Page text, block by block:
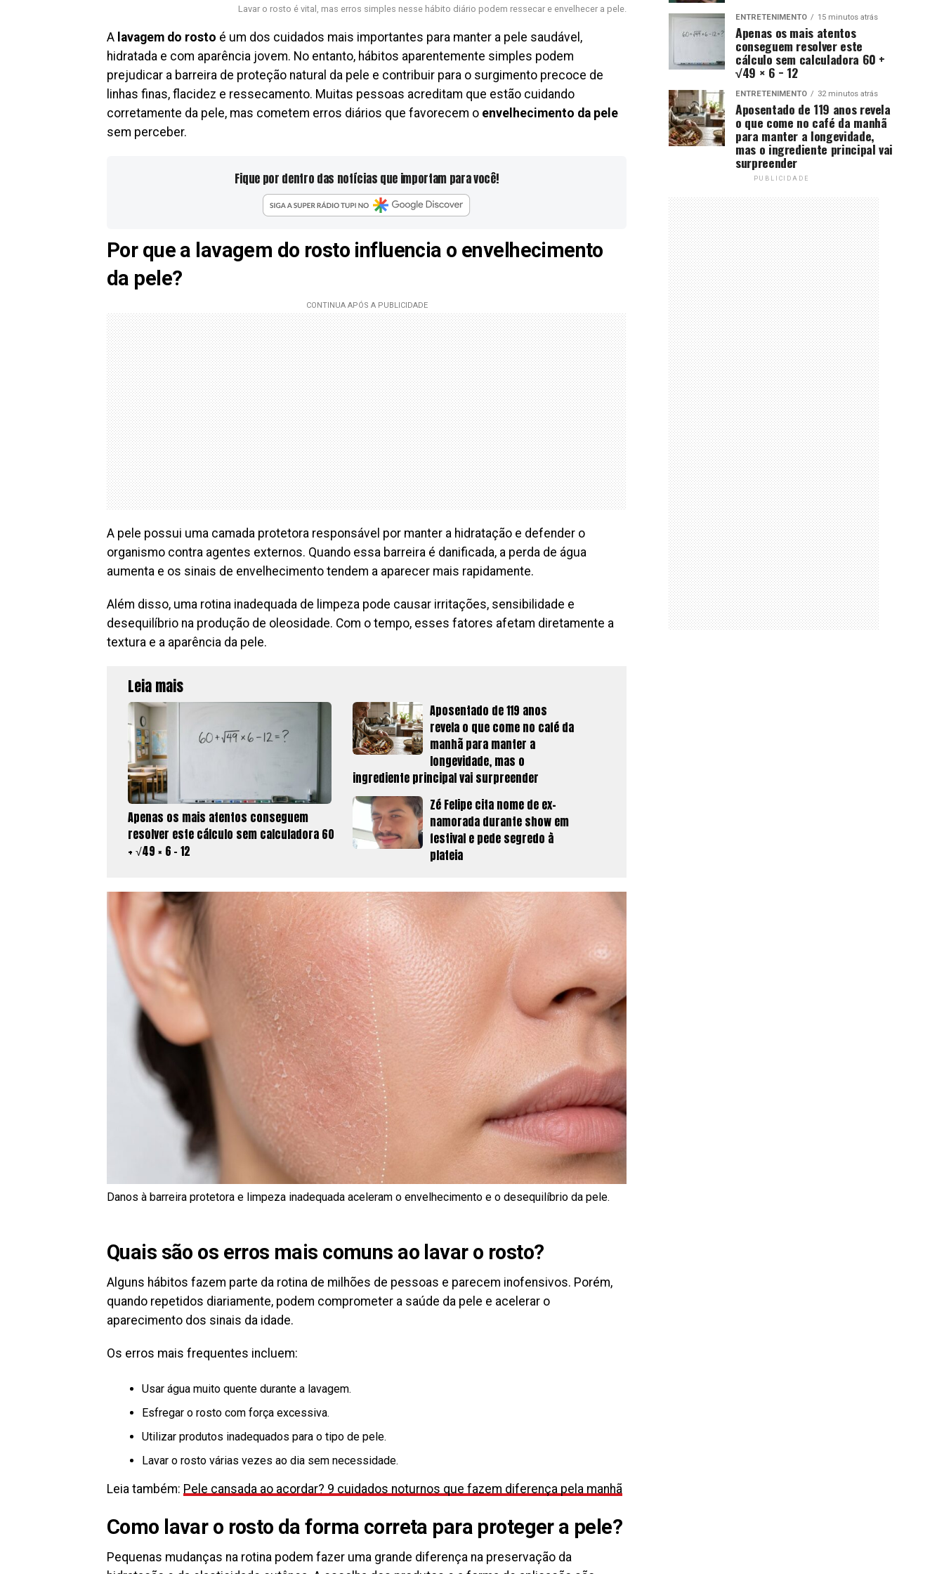
Lavar o rosto é vital, mas erros simples nesse hábito diário podem ressecar e envelhecer a pele.
A lavagem do rosto é um dos cuidados mais importantes para manter a pele saudável,
hidratada e com aparência jovem. No entanto, hábitos aparentemente simples podem
prejudicar a barreira de proteção natural da pele e contribuir para o surgimento precoce de
linhas finas, flacidez e ressecamento. Muitas pessoas acreditam que estão cuidando
corretamente da pele, mas cometem erros diários que favorecem o envelhecimento da pele
sem perceber.
Fique por dentro das notícias que importam para você!
Por que a lavagem do rosto influencia o envelhecimento
da pele?
A pele possui uma camada protetora responsável por manter a hidratação e defender o
organismo contra agentes externos. Quando essa barreira é danificada, a perda de água
aumenta e os sinais de envelhecimento tendem a aparecer mais rapidamente.
Além disso, uma rotina inadequada de limpeza pode causar irritações, sensibilidade e
desequilíbrio na produção de oleosidade. Com o tempo, esses fatores afetam diretamente a
textura e a aparência da pele.
Leia mais
Apenas os mais atentos conseguem
resolver este cálculo sem calculadora 60
+ √49 × 6 − 12
Aposentado de 119 anos
revela o que come no café da
manhã para manter a
longevidade, mas o
ingrediente principal vai surpreender
Zé Felipe cita nome de ex-
namorada durante show em
festival e pede segredo à
plateia
Danos à barreira protetora e limpeza inadequada aceleram o envelhecimento e o desequilíbrio da pele.
Quais são os erros mais comuns ao lavar o rosto?
Alguns hábitos fazem parte da rotina de milhões de pessoas e parecem inofensivos. Porém,
quando repetidos diariamente, podem comprometer a saúde da pele e acelerar o
aparecimento dos sinais da idade.
Os erros mais frequentes incluem:
Usar água muito quente durante a lavagem.
Esfregar o rosto com força excessiva.
Utilizar produtos inadequados para o tipo de pele.
Lavar o rosto várias vezes ao dia sem necessidade.
Leia também: Pele cansada ao acordar? 9 cuidados noturnos que fazem diferença pela manhã
Como lavar o rosto da forma correta para proteger a pele?
Pequenas mudanças na rotina podem fazer uma grande diferença na preservação da
ENTRETENIMENTO 15 minutos atrás
Apenas os mais atentos
conseguem resolver este
cálculo sem calculadora 60 +
√49 × 6 − 12
ENTRETENIMENTO 32 minutos atrás
Aposentado de 119 anos revela
o que come no café da manhã
para manter a longevidade,
mas o ingrediente principal vai
surpreender
PUBLICIDADE